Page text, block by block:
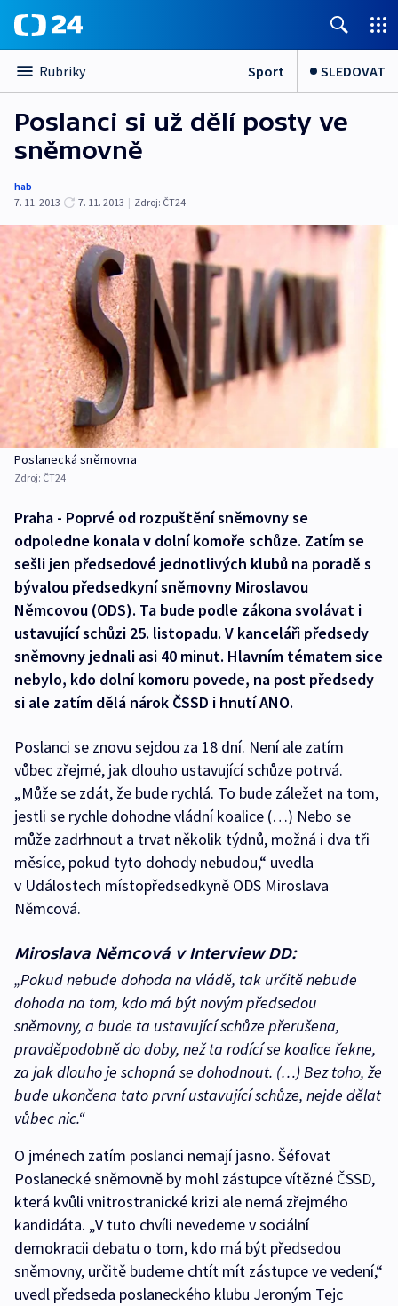
Rubriky Sport SLEDOVAT
Poslanci si už dělí posty ve
sněmovně
hab
7. 11. 2013
7. 11. 2013 | Zdroj: ČT24
Poslanecká sněmovna
Zdroj: ČT24
Praha - Poprvé od rozpuštění sněmovny se
odpoledne konala v dolní komoře schůze. Zatím se
sešli jen předsedové jednotlivých klubů na poradě s
bývalou předsedkyní sněmovny Miroslavou
Němcovou (ODS). Ta bude podle zákona svolávat i
ustavující schůzi 25. listopadu. V kanceláři předsedy
sněmovny jednali asi 40 minut. Hlavním tématem sice
nebylo, kdo dolní komoru povede, na post předsedy
si ale zatím dělá nárok ČSSD i hnutí ANO.
Poslanci se znovu sejdou za 18 dní. Není ale zatím
vůbec zřejmé, jak dlouho ustavující schůze potrvá.
„Může se zdát, že bude rychlá. To bude záležet na tom,
jestli se rychle dohodne vládní koalice (…) Nebo se
může zadrhnout a trvat několik týdnů, možná i dva tři
měsíce, pokud tyto dohody nebudou,“ uvedla
v Událostech místopředsedkyně ODS Miroslava
Němcová.
Miroslava Němcová v Interview DD:
„Pokud nebude dohoda na vládě, tak určitě nebude
dohoda na tom, kdo má být novým předsedou
sněmovny, a bude ta ustavující schůze přerušena,
pravděpodobně do doby, než ta rodící se koalice řekne,
za jak dlouho je schopná se dohodnout. (…) Bez toho, že
bude ukončena tato první ustavující schůze, nejde dělat
vůbec nic.“
O jménech zatím poslanci nemají jasno. Šéfovat
Poslanecké sněmovně by mohl zástupce vítězné ČSSD,
která kvůli vnitrostranické krizi ale nemá zřejmého
kandidáta. „V tuto chvíli nevedeme v sociální
demokracii debatu o tom, kdo má být předsedou
sněmovny, určitě budeme chtít mít zástupce ve vedení,“
uvedl předseda poslaneckého klubu Jeroným Tejc